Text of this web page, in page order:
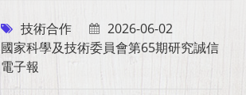
技術合作
2026-06-02
國家科學及技術委員會第65期研究誠信
電子報